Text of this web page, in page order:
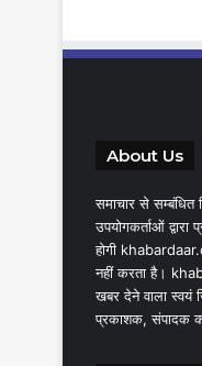
About Us
समाचार से सम्बंधित
उपयोगकर्ताओं
होगी
नहीं करता है।
खबर देने वाला स्वयं
प्रकाशक, संपादक की